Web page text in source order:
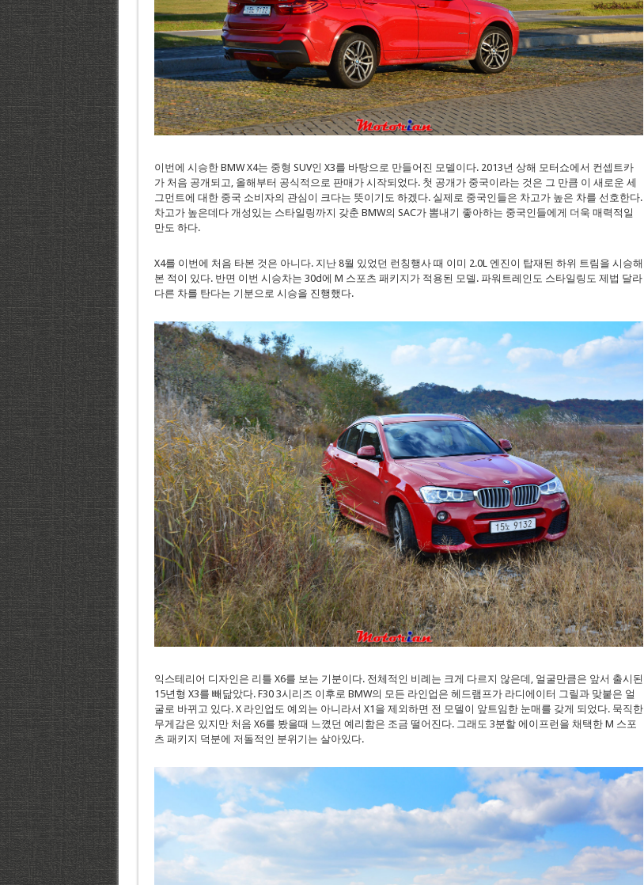
이번에 시승한 BMW X4는 중형 SUV인 X3를 바탕으로 만들어진 모델이다. 2013년 상해 모터쇼에서 컨셉트카
가 처음 공개되고, 올해부터 공식적으로 판매가 시작되었다. 첫 공개가 중국이라는 것은 그 만큼 이 새로운 세
그먼트에 대한 중국 소비자의 관심이 크다는 뜻이기도 하겠다. 실제로 중국인들은 차고가 높은 차를 선호한다.
차고가 높은데다 개성있는 스타일링까지 갖춘 BMW의 SAC가 뽐내기 좋아하는 중국인들에게 더욱 매력적일
만도 하다.
X4를 이번에 처음 타본 것은 아니다. 지난 8월 있었던 런칭행사 때 이미 2.0L 엔진이 탑재된 하위 트림을 시승해
본 적이 있다. 반면 이번 시승차는 30d에 M 스포츠 패키지가 적용된 모델. 파워트레인도 스타일링도 제법 달라
다른 차를 탄다는 기분으로 시승을 진행했다.
익스테리어 디자인은 리틀 X6를 보는 기분이다. 전체적인 비례는 크게 다르지 않은데, 얼굴만큼은 앞서 출시된
15년형 X3를 빼닮았다. F30 3시리즈 이후로 BMW의 모든 라인업은 헤드램프가 라디에이터 그릴과 맞붙은 얼
굴로 바뀌고 있다. X 라인업도 예외는 아니라서 X1을 제외하면 전 모델이 앞트임한 눈매를 갖게 되었다. 묵직한
무게감은 있지만 처음 X6를 봤을때 느꼈던 예리함은 조금 떨어진다. 그래도 3분할 에이프런을 채택한 M 스포
츠 패키지 덕분에 저돌적인 분위기는 살아있다.